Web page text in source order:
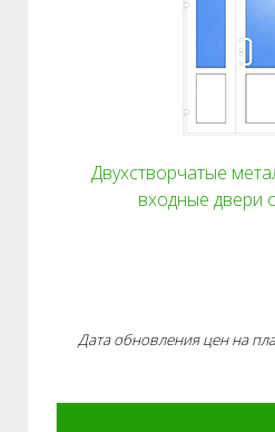
Двухстворчатые
входные двери
Дата обновления цен на